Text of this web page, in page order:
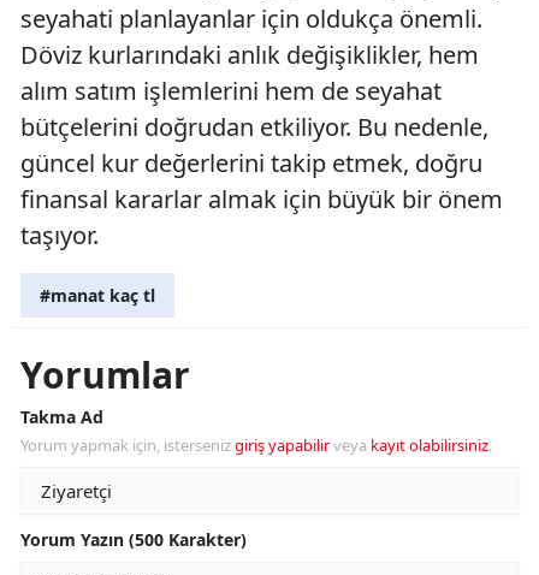
seyahati planlayanlar için oldukça önemli.
Döviz kurlarındaki anlık değişiklikler, hem
alım satım işlemlerini hem de seyahat
bütçelerini doğrudan etkiliyor. Bu nedenle,
güncel kur değerlerini takip etmek, doğru
finansal kararlar almak için büyük bir önem
taşıyor.
#manat kaç tl
Yorumlar
Takma Ad
Yorum yapmak için, istersenizgiriş yapabilirveya kayıt olabilirsiniz.
Yorum Yazın (500 Karakter)